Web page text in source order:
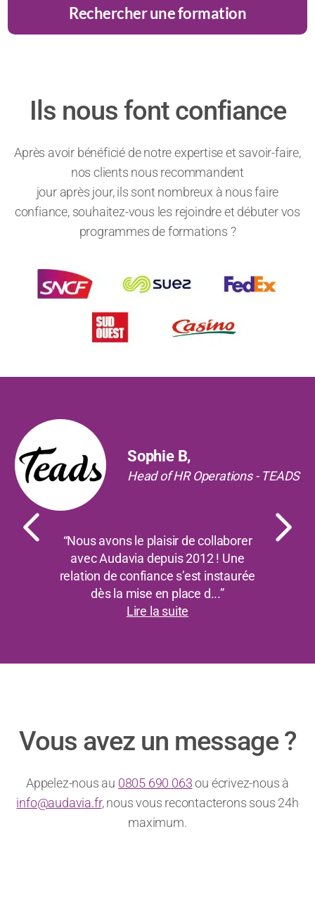
Rechercher une formation
Ils nous font confiance
Après avoir bénéficié de notre expertise et savoir-faire,
nos clients nous recommandent
jour après jour, ils sont nombreux à nous faire
confiance, souhaitez-vous les rejoindre et débuter vos
programmes de formations ?
Sophie B,
Head of HR Operations - TEADS
“Nous avons le plaisir de collaborer
avec Audavia depuis 2012 ! Une
relation de confiance s’est instaurée
dès la mise en place d...”
Lire la suite
Vous avez un message ?
Appelez-nous au 0805 690 063ou écrivez-nous à
info@audavia.fr, nous vous recontacterons sous 24h
maximum.